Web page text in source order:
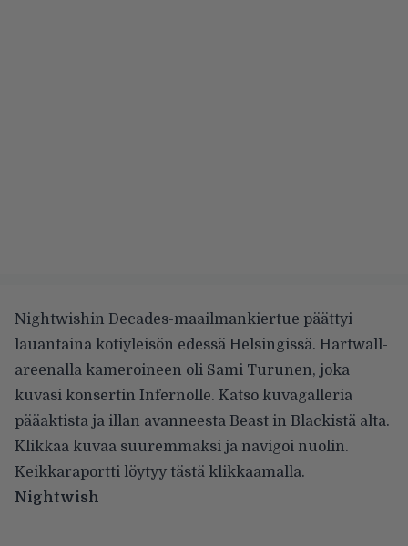
Nightwishin Decades-maailmankiertue päättyi
lauantaina kotiyleisön edessä Helsingissä. Hartwall-
areenalla kameroineen oli Sami Turunen, joka
kuvasi konsertin Infernolle. Katso kuvagalleria
pääaktista ja illan avanneesta Beast in Blackistä alta.
Klikkaa kuvaa suuremmaksi ja navigoi nuolin.
Keikkaraportti löytyy tästä klikkaamalla.
Nightwish